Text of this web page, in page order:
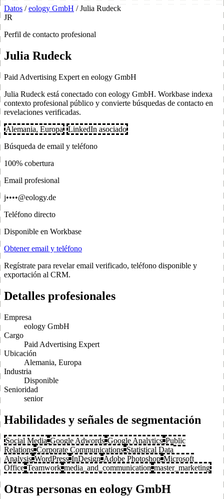
Datos / eology GmbH / Julia Rudeck
JR
Perfil de contacto profesional
Julia Rudeck
Paid Advertising Expert en eology GmbH
Julia Rudeck está conectado con eology GmbH. Workbase indexa
contexto profesional público y convierte búsquedas de contacto en
revelaciones verificadas.
Alemania, Europa
LinkedIn asociado
Búsqueda de email y teléfono
100% cobertura
Email profesional
j••••@eology.de
Teléfono directo
Disponible en Workbase
Obtener email y teléfono
Regístrate para revelar email verificado, teléfono disponible y
exportación al CRM.
Detalles profesionales
Empresa
eology GmbH
Cargo
Paid Advertising Expert
Ubicación
Alemania, Europa
Industria
Disponible
Senioridad
senior
Habilidades y señales de segmentación
Social Media Google Adwords Google Analytics Public
Relations Corporate Communications Statistical Data
Analysis WordPress InDesign Adobe Photoshop Microsoft
Office Teamwork media_and_communication master_marketing
Otras personas en eology GmbH